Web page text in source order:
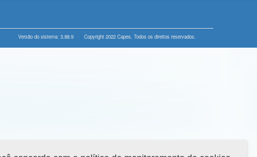
Versão do sistema: 3.88.9 Copyright 2022 Capes. Todos os direitos reservados.